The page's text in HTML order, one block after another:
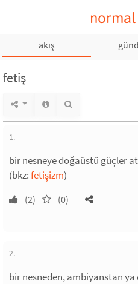
akış
fetiş
1.
bir nesneye doğaüstü güçler
(bkz:fetişizm)
(2) (0)
2.
bir nesneden, ambiyanstan ya